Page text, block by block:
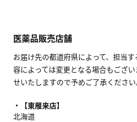
医薬品販売店舗
お届け先の都道府県によって、担当
容によっては変更となる場合もござ
せいたしますので予めご了承ください
【東雁来店】
北海道